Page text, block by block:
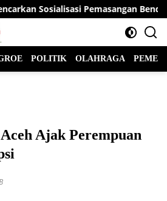
Pemasangan Bendera
POLITIK OLAHRAGA
Ajak Perempuan